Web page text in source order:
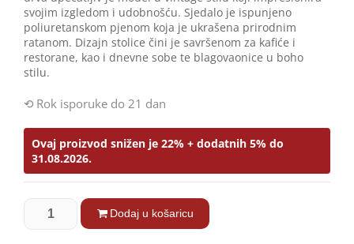
svojim izgledom i udobnošću. Sjedalo je ispunjeno
poliuretanskom pjenom koja je ukrašena prirodnim
ratanom. Dizajn stolice čini je savršenom za kafiće i
restorane, kao i dnevne sobe te blagovaonice u boho
stilu.
Rok isporuke do 21 dan
Ovaj proizvod snižen je 22% + dodatnih 5% do
31.08.2026.
Dodaj u košaricu